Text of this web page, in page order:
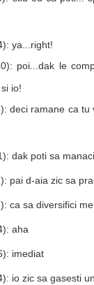
ya...right!
poi...dak le
io!
deci ramane ca tu
dak poti sa
pai d-aia zic sa
ca sa diversifici
aha
imediat
io zic sa gasesti